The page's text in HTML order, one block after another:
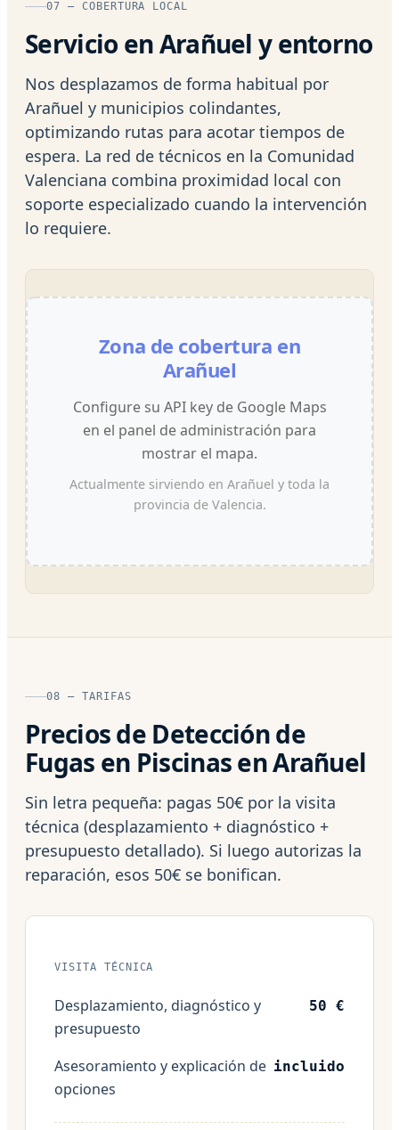
07 — COBERTURA LOCAL
Servicio en Arañuel y entorno
Nos desplazamos de forma habitual por
Arañuel y municipios colindantes,
optimizando rutas para acotar tiempos de
espera. La red de técnicos en la Comunidad
Valenciana combina proximidad local con
soporte especializado cuando la intervención
lo requiere.
Zona de cobertura en
Arañuel
Configure su API key de Google Maps
en el panel de administración para
mostrar el mapa.
Actualmente sirviendo en Arañuel y toda la
provincia de Valencia.
08 — TARIFAS
Precios de Detección de
Fugas en Piscinas en Arañuel
Sin letra pequeña: pagas 50€ por la visita
técnica (desplazamiento + diagnóstico +
presupuesto detallado). Si luego autorizas la
reparación, esos 50€ se bonifican.
VISITA TÉCNICA
Desplazamiento, diagnóstico y
presupuesto
50 €
Asesoramiento y explicación de
opciones
incluido